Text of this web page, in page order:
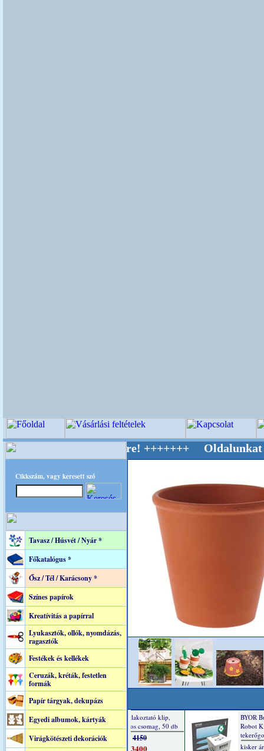
Cikkszám, vagy keresett szó
Tavasz / Húsvét / Nyár *
Főkatalógus *
Ősz / Tél / Karácsony *
Színes papírok
Kreatívitás a papírral
Lyukasztók, ollók, nyomdázás,
ragasztók
Festékek és kellékek
Ceruzák, kréták, festetlen
formák
Papír tárgyak, dekupázs
Egyedi albumok, kártyák
Virágkötészeti dekorációk
Világ Mestere! +++++++ Oldalunkat